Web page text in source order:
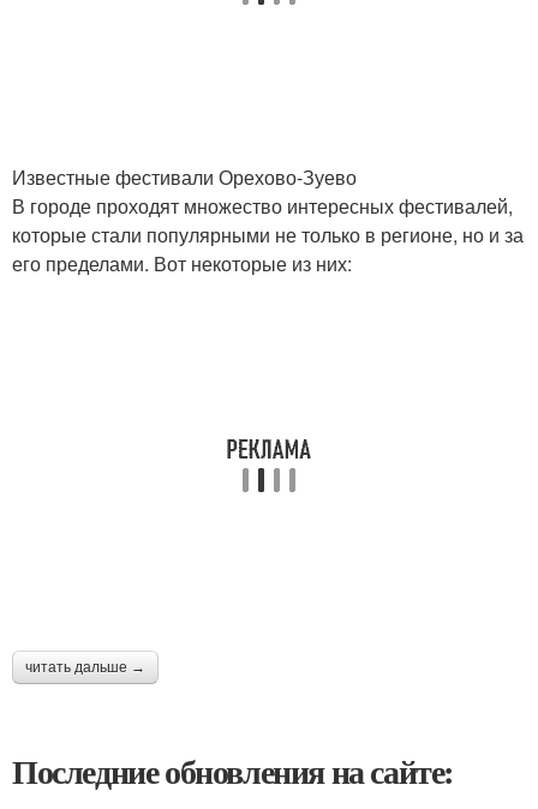
Известные фестивали Орехово-Зуево
В городе проходят множество интересных фестивалей,
которые стали популярными не только в регионе, но и за
его пределами. Вот некоторые из них:
читать дальше →
Последние обновления на сайте: